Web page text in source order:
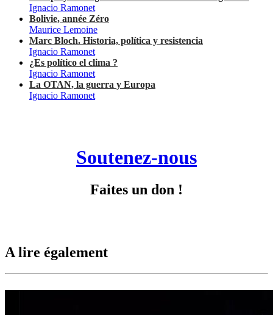
Ignacio Ramonet
Bolivie, année Zéro
Maurice Lemoine
Marc Bloch. Historia, política y resistencia
Ignacio Ramonet
¿Es político el clima ?
Ignacio Ramonet
La OTAN, la guerra y Europa
Ignacio Ramonet
Soutenez-nous
Faites un don !
A lire également